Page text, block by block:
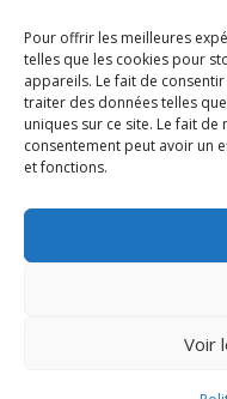
Pour offrir les meilleures
telles que les cookies pour
appareils. Le fait de
traiter des données telles
uniques sur ce site. Le fait
consentement peut avoir un
et fonctions.
Voir
© 2026 Mairie de